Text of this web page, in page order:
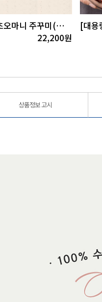
속초오마니 주꾸미(쭈꾸미)볶음(300gx3팩)
22,200원
상품정보 고시